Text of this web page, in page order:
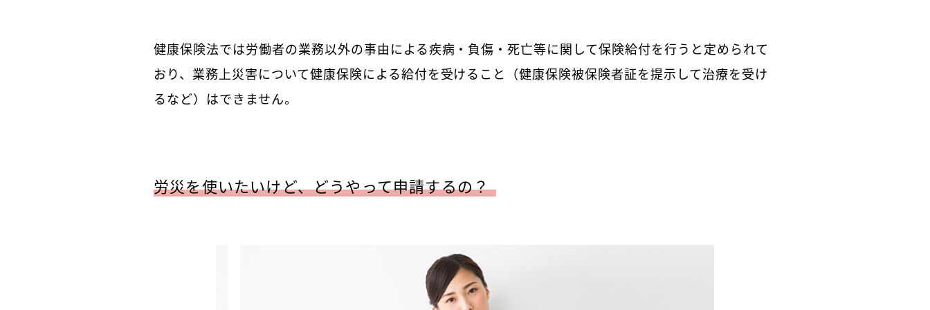
健康保険法では労働者の業務以外の事由による疾病・負傷・死亡等に関して保険給付を行うと定められて
おり、業務上災害について健康保険による給付を受けること（健康保険被保険者証を提示して治療を受け
るなど）はできません。
労災を使いたいけど、どうやって申請するの？